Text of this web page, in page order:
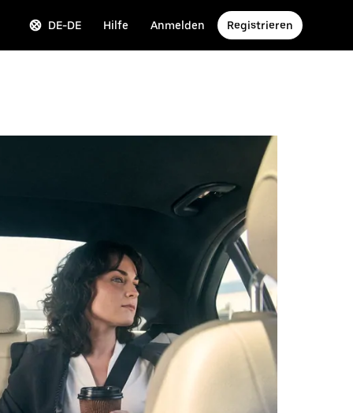
DE-DE Hilfe Anmelden Registrieren